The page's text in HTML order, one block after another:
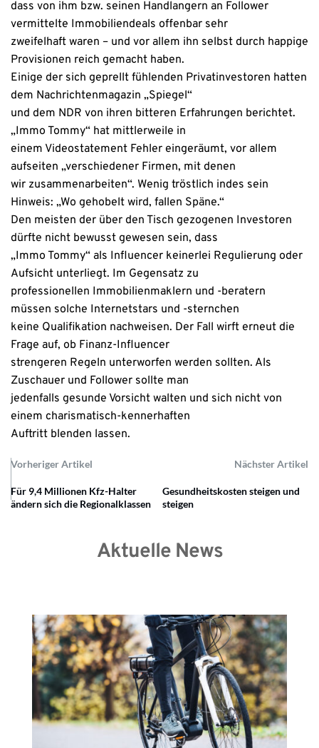
dass von ihm bzw. seinen Handlangern an Follower
vermittelte Immobiliendeals offenbar sehr
zweifelhaft waren – und vor allem ihn selbst durch happige
Provisionen reich gemacht haben.
Einige der sich geprellt fühlenden Privatinvestoren hatten
dem Nachrichtenmagazin „Spiegel“
und dem NDR von ihren bitteren Erfahrungen berichtet.
„Immo Tommy“ hat mittlerweile in
einem Videostatement Fehler eingeräumt, vor allem
aufseiten „verschiedener Firmen, mit denen
wir zusammenarbeiten“. Wenig tröstlich indes sein
Hinweis: „Wo gehobelt wird, fallen Späne.“
Den meisten der über den Tisch gezogenen Investoren
dürfte nicht bewusst gewesen sein, dass
„Immo Tommy“ als Influencer keinerlei Regulierung oder
Aufsicht unterliegt. Im Gegensatz zu
professionellen Immobilienmaklern und -beratern
müssen solche Internetstars und -sternchen
keine Qualifikation nachweisen. Der Fall wirft erneut die
Frage auf, ob Finanz-Influencer
strengeren Regeln unterworfen werden sollten. Als
Zuschauer und Follower sollte man
jedenfalls gesunde Vorsicht walten und sich nicht von
einem charismatisch-kennerhaften
Auftritt blenden lassen.
Vorheriger Artikel Nächster Artikel
Für 9,4 Millionen Kfz-Halter
ändern sich die Regionalklassen
Gesundheitskosten steigen und
steigen
Aktuelle News